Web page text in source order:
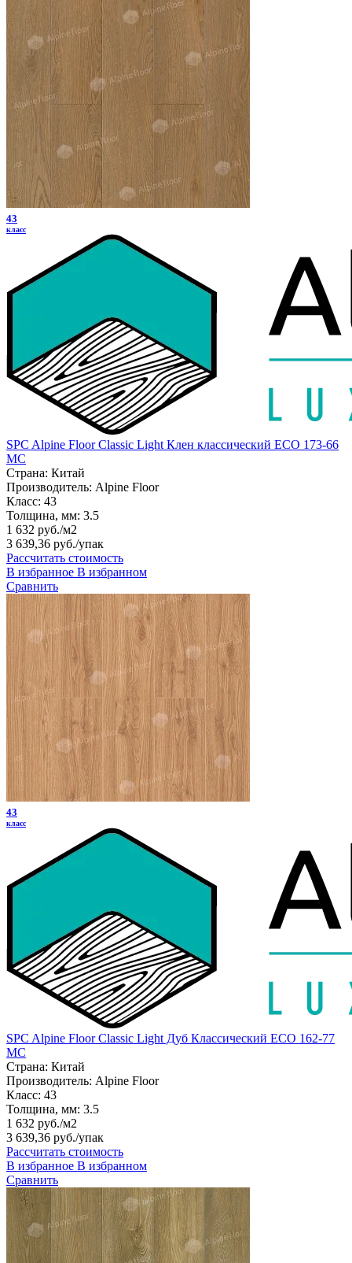
43
класс
SPC Alpine Floor Classic Light Клен классический ECO 173-66
MC
Страна: Китай
Производитель: Alpine Floor
Класс: 43
Толщина, мм: 3.5
1 632 руб./м2
3 639,36 руб./упак
Рассчитать стоимость
В избранное В избранном
Сравнить
43
класс
SPC Alpine Floor Classic Light Дуб Классический ECO 162-77
MC
Страна: Китай
Производитель: Alpine Floor
Класс: 43
Толщина, мм: 3.5
1 632 руб./м2
3 639,36 руб./упак
Рассчитать стоимость
В избранное В избранном
Сравнить